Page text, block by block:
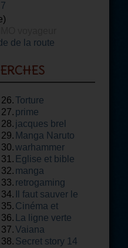
de la route
26.Torture
27. prime
28. jacques brel
29. Manga Naruto
30.warhammer
31. Eglise et bible
32. manga
33. retrogaming
34.
Il faut sauver le
soldat rayan
35. Cinéma et
théâtre
36.
La ligne verte
37.Vaiana
38. Secret story 14